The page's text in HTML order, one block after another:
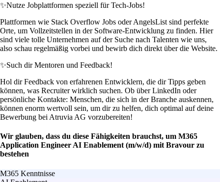
✨Nutze Jobplattformen speziell für Tech-Jobs!
Plattformen wie Stack Overflow Jobs oder AngelsList sind perfekte
Orte, um Vollzeitstellen in der Software-Entwicklung zu finden. Hier
sind viele tolle Unternehmen auf der Suche nach Talenten wie uns,
also schau regelmäßig vorbei und bewirb dich direkt über die Website.
✨Such dir Mentoren und Feedback!
Hol dir Feedback von erfahrenen Entwicklern, die dir Tipps geben
können, was Recruiter wirklich suchen. Ob über LinkedIn oder
persönliche Kontakte: Menschen, die sich in der Branche auskennen,
können enorm wertvoll sein, um dir zu helfen, dich optimal auf deine
Bewerbung bei Atruvia AG vorzubereiten!
Wir glauben, dass du diese Fähigkeiten brauchst, um M365
Application Engineer AI Enablement (m/w/d) mit Bravour zu
bestehen
M365 Kenntnisse